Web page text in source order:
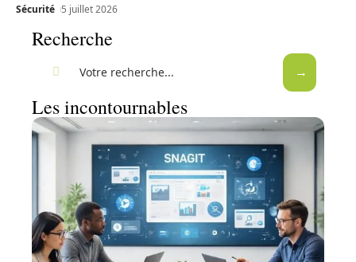
Sécurité 5 juillet 2026
Recherche
Les incontournables